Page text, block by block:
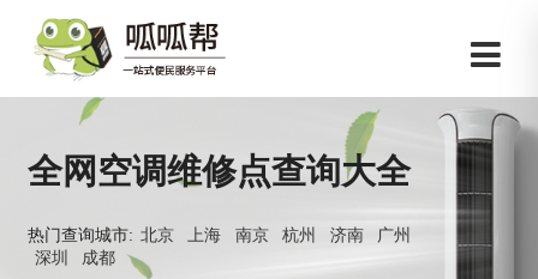
全网空调维修点查询大全
热门查询城市: 北京 上海 南京 杭州 济南
广州
深圳
成都